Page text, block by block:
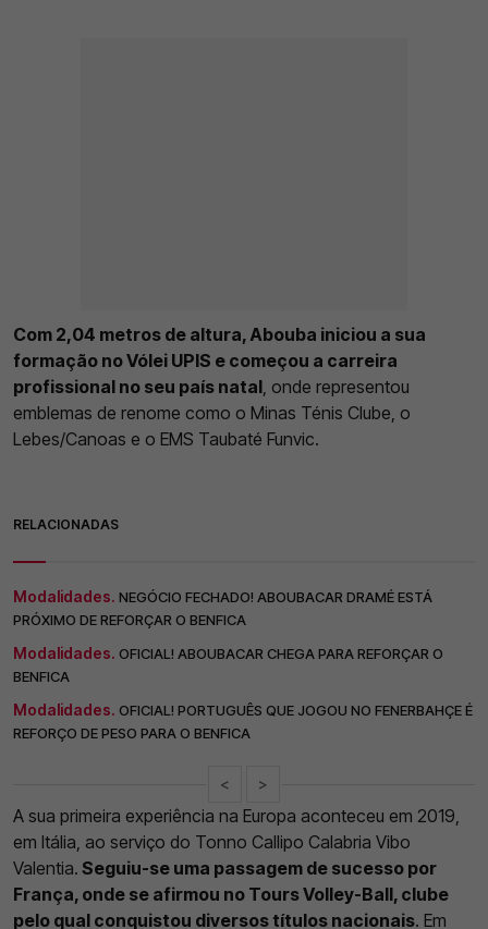
Com 2,04 metros de altura, Abouba iniciou a sua
formação no Vólei UPIS e começou a carreira
profissional no seu país natal, onde representou
emblemas de renome como o Minas Ténis Clube, o
Lebes/Canoas e o EMS Taubaté Funvic.
RELACIONADAS
Modalidades. NEGÓCIO FECHADO! ABOUBACAR DRAMÉ ESTÁ
PRÓXIMO DE REFORÇAR O BENFICA
Modalidades. OFICIAL! ABOUBACAR CHEGA PARA REFORÇAR O
BENFICA
Modalidades. OFICIAL! PORTUGUÊS QUE JOGOU NO FENERBAHÇE É
REFORÇO DE PESO PARA O BENFICA
< >
A sua primeira experiência na Europa aconteceu em 2019,
em Itália, ao serviço do Tonno Callipo Calabria Vibo
Valentia. Seguiu-se uma passagem de sucesso por
França, onde se afirmou no Tours Volley-Ball, clube
pelo qual conquistou diversos títulos nacionais. Em